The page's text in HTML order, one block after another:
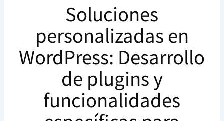
Soluciones
personalizadas en
WordPress: Desarrollo
de plugins y
funcionalidades